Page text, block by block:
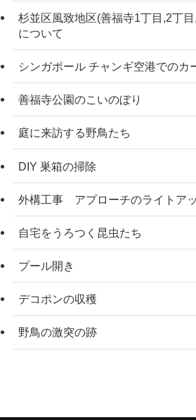
杉並区風致地区(善福寺1丁目,2丁
について
シンガポール チャンギ空港でのカ
善福寺公園のこいのぼり
庭に来訪する野鳥たち
DIY 巣箱の掃除
外構工事 アプローチのライトア
自宅をうろつく昆虫たち
プール開き
デコポンの収穫
野鳥の激突の跡